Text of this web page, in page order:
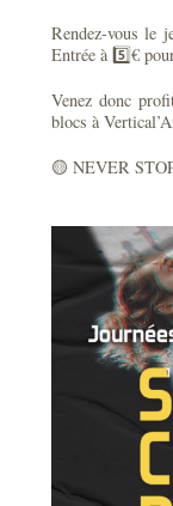
Rendez-vous le
Entrée à 5️⃣€
Venez donc
blocs à
🟡 NEVER